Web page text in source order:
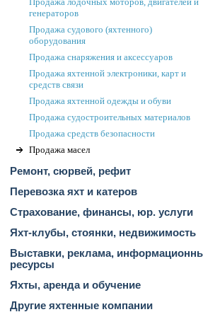
генераторов
Продажа судового (яхтенного)
оборудования
Продажа снаряжения и аксессуаров
Продажа яхтенной электроники, карт и
средств связи
Продажа яхтенной одежды и обуви
Продажа судостроительных материалов
Продажа средств безопасности
Продажа масел
Ремонт, сюрвей, рефит
Перевозка яхт и катеров
Страхование, финансы, юр. услуги
Яхт-клубы, стоянки, недвижимость
Выставки, реклама,
ресурсы
Яхты, аренда и обучение
Другие яхтенные компании